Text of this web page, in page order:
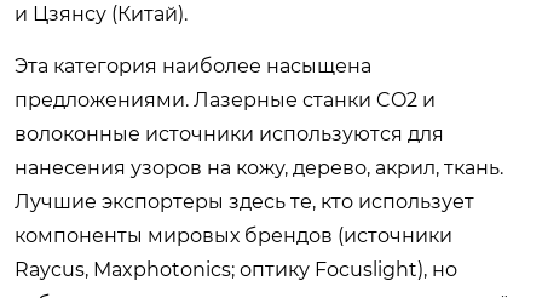
и Цзянсу (Китай).
Эта категория наиболее насыщена
предложениями. Лазерные станки CO2 и
волоконные источники используются для
нанесения узоров на кожу, дерево, акрил, ткань.
Лучшие экспортеры здесь те, кто использует
компоненты мировых брендов (источники
Raycus, Maxphotonics; оптику Focuslight), но